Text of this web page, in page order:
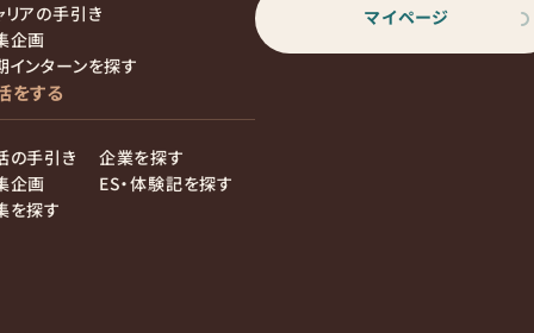
リアの手引き
企画
インターンを探す
をする
の手引き
企画
を探す
企業を探す
ES・体験記を探す
マイページ